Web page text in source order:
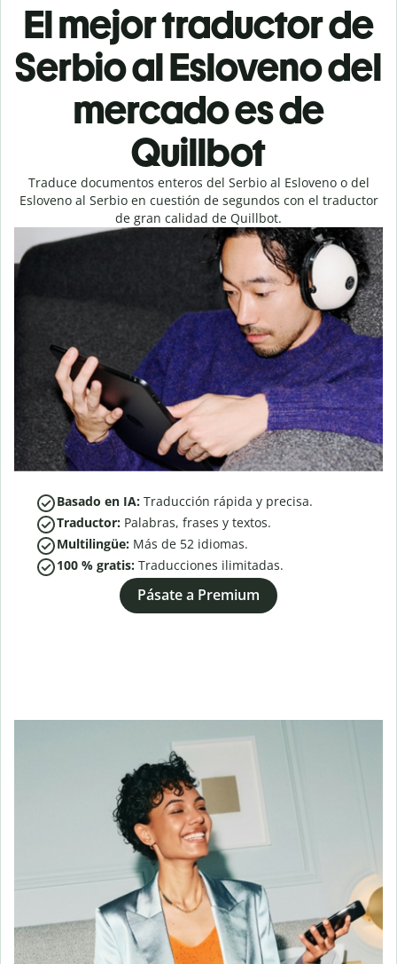
El mejor traductor de
Serbio al Esloveno del
mercado es de
Quillbot
Traduce documentos enteros del Serbio al Esloveno o del
Esloveno al Serbio en cuestión de segundos con el traductor
de gran calidad de Quillbot.
Basado en IA: Traducción rápida y precisa.
Traductor: Palabras, frases y textos.
Multilingüe: Más de 52 idiomas.
100 % gratis: Traducciones ilimitadas.
Pásate a Premium